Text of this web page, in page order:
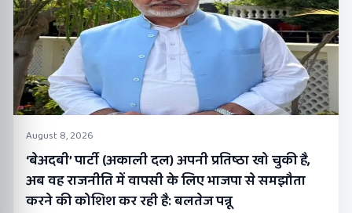
August 8, 2026
‘बेअदबी’ पार्टी (अकाली दल) अपनी प्रतिष्ठा खो चुकी है,
अब वह राजनीति में वापसी के लिए भाजपा से समझौता
करने की कोशिश कर रही है: बलतेज पन्नू